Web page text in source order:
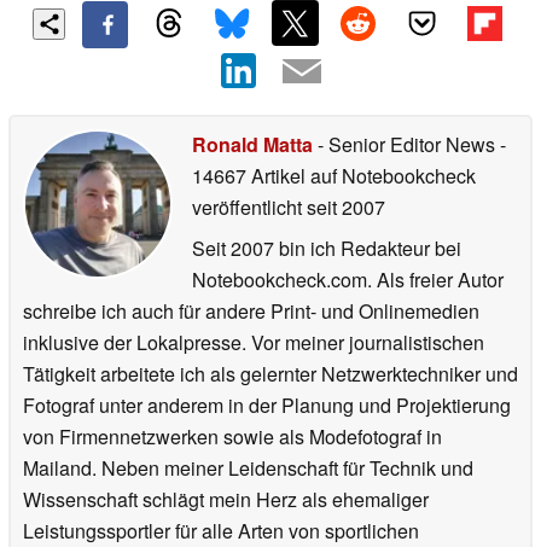
Ronald Matta- Senior Editor News-
14667 Artikel auf Notebookcheck
veröffentlichtseit 2007
Seit 2007 bin ich Redakteur bei
Notebookcheck.com. Als freier Autor
schreibe ich auch für andere Print- und Onlinemedien
inklusive der Lokalpresse. Vor meiner journalistischen
Tätigkeit arbeitete ich als gelernter Netzwerktechniker und
Fotograf unter anderem in der Planung und Projektierung
von Firmennetzwerken sowie als Modefotograf in
Mailand. Neben meiner Leidenschaft für Technik und
Wissenschaft schlägt mein Herz als ehemaliger
Leistungssportler für alle Arten von sportlichen